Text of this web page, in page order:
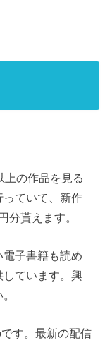
上の作品を見る
っていて、新作
分貰えます。
子書籍も読め
ています。興
す。最新の配信